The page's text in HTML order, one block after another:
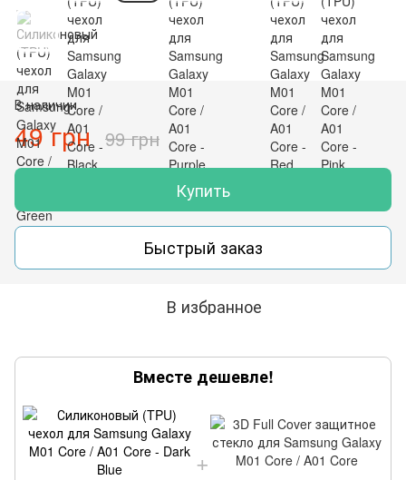
В наличии
49 грн 99 грн
Купить
Быстрый заказ
В избранное
Вместе дешевле!